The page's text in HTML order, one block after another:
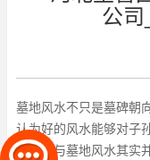
公
墓地风水不只是墓碑朝
认为好的风水能够对子
分人对与墓地风水其实